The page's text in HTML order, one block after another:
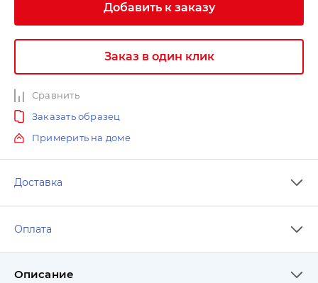
Добавить к заказу
Заказ в один клик
Сравнить
Заказать образец
Примерить на доме
Доставка
Оплата
Описание